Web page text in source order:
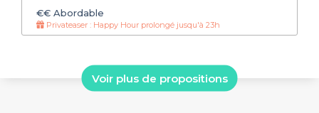
€€ Abordable
Privateaser : Happy Hour prolongé jusqu'à 23h
Voir plus de propositions